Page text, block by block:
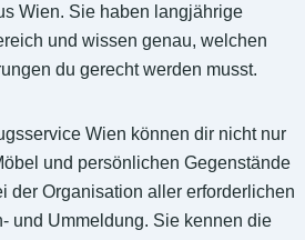
Wien. Sie haben langjährige
und wissen genau, welchen
du gerecht werden musst.
Wien können dir nicht nur
und persönlichen Gegenstände
der Organisation aller erforderlichen
und Ummeldung. Sie kennen die